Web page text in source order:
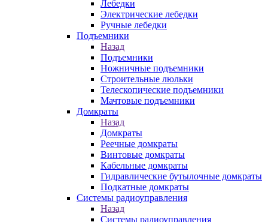
Лебедки
Электрические лебедки
Ручные лебедки
Подъемники
Назад
Подъемники
Ножничные подъемники
Строительные люльки
Телескопические подъемники
Мачтовые подъемники
Домкраты
Назад
Домкраты
Реечные домкраты
Винтовые домкраты
Кабельные домкраты
Гидравлические бутылочные домкраты
Подкатные домкраты
Системы радиоуправления
Назад
Системы радиоуправления